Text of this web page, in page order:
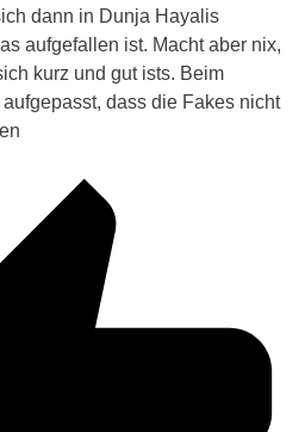
dann in Dunja Hayalis
aufgefallen ist. Macht aber nix,
kurz und gut ists. Beim
dass die Fakes nicht